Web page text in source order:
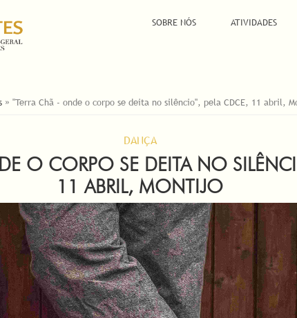
SOBRE NÓS ATIVIDADES
» "Terra Chã - onde o corpo se deita no silêncio", pela CDCE, 11 abril,
DANÇA
O CORPO SE DEITA NO
11 ABRIL, MONTIJO